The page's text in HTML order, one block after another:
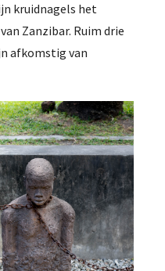
kruidnagels het
Zanzibar. Ruim drie
afkomstig van